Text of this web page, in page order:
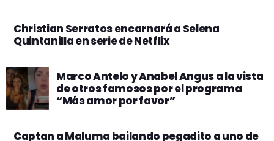
Christian Serratos encarnará a Selena
Quintanilla en serie de Netflix
Marco Antelo y Anabel Angus a la vista
de otros famosos por el programa
“Más amor por favor”
Captan a Maluma bailando pegadito a uno de